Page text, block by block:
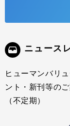
ニュース
ヒューマンバリ
ント・新刊等の
（不定期）